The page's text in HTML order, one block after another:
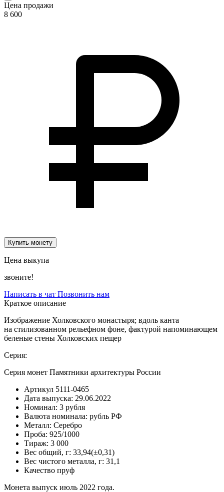
Цена продажи
8 600
Купить монету
Цена выкупа
звоните!
Написать в чат Позвонить нам
Краткое описание
Изображение Холковского монастыря; вдоль канта
на стилизованном рельефном фоне, фактурой напоминающем
беленые стены Холковских пещер
Серия:
Серия монет Памятники архитектуры России
Артикул 5111-0465
Дата выпуска: 29.06.2022
Номинал: 3 рубля
Валюта номинала: рубль РФ
Металл: Серебро
Проба: 925/1000
Тираж: 3 000
Вес общий, г: 33,94(±0,31)
Вес чистого металла, г: 31,1
Качество пруф
Монета выпуск июль 2022 года.